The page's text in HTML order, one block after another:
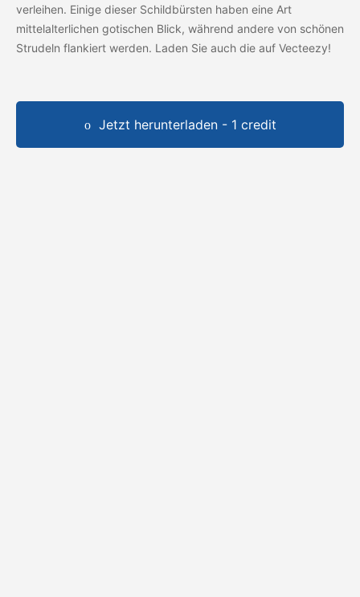
verleihen. Einige dieser Schildbürsten haben eine Art
mittelalterlichen gotischen Blick, während andere von schönen
Strudeln flankiert werden. Laden Sie auch die auf Vecteezy!
Jetzt herunterladen - 1 credit